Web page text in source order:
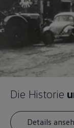
Die Historie
Details